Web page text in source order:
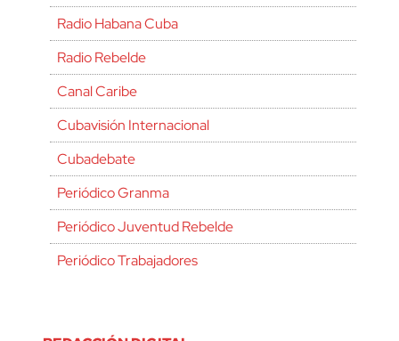
Radio Habana Cuba
Radio Rebelde
Canal Caribe
Cubavisión Internacional
Cubadebate
Periódico Granma
Periódico Juventud Rebelde
Periódico Trabajadores